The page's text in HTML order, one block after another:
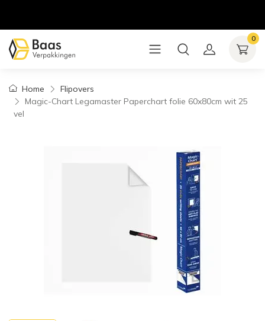
0
Home
Flipovers
Magic-Chart Legamaster Paperchart folie 60x80cm wit 25
vel